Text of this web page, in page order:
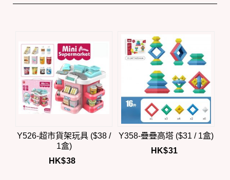
Y526-超市貨架玩具 ($38 /
1盒)
HK$38
Y358-疊疊高塔 ($31 / 1盒)
HK$31